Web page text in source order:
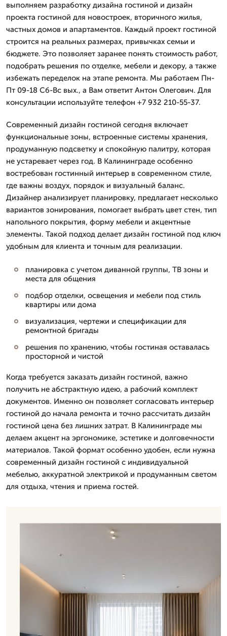
выполняем разработку дизайна гостиной и дизайн
проекта гостиной для новостроек, вторичного жилья,
частных домов и апартаментов. Каждый проект гостиной
строится на реальных размерах, привычках семьи и
бюджете. Это позволяет заранее понять стоимость работ,
подобрать решения по отделке, мебели и декору, а также
избежать переделок на этапе ремонта. Мы работаем Пн-
Пт 09-18 Сб-Вс вых., а Вам ответит Антон Олегович. Для
консультации используйте телефон +7 932 210-55-37.
Современный дизайн гостиной сегодня включает
функциональные зоны, встроенные системы хранения,
продуманную подсветку и спокойную палитру, которая
не устаревает через год. В Калининграде особенно
востребован гостинный интерьер в современном стиле,
где важны воздух, порядок и визуальный баланс.
Дизайнер анализирует планировку, предлагает несколько
вариантов зонирования, помогает выбрать цвет стен, тип
напольного покрытия, форму мебели и акцентные
элементы. Такой подход делает дизайн гостиной под ключ
удобным для клиента и точным для реализации.
планировка с учетом диванной группы, ТВ зоны и
места для общения
подбор отделки, освещения и мебели под стиль
квартиры или дома
визуализация, чертежи и спецификации для
ремонтной бригады
решения по хранению, чтобы гостиная оставалась
просторной и чистой
Когда требуется заказать дизайн гостиной, важно
получить не абстрактную идею, а рабочий комплект
документов. Именно он позволяет согласовать интерьер
гостиной до начала ремонта и точно рассчитать дизайн
гостиной цена без лишних затрат. В Калининграде мы
делаем акцент на эргономике, эстетике и долговечности
материалов. Такой формат особенно удобен, если нужна
современный дизайн гостиной с индивидуальной
мебелью, аккуратной электрикой и продуманным светом
для отдыха, чтения и приема гостей.